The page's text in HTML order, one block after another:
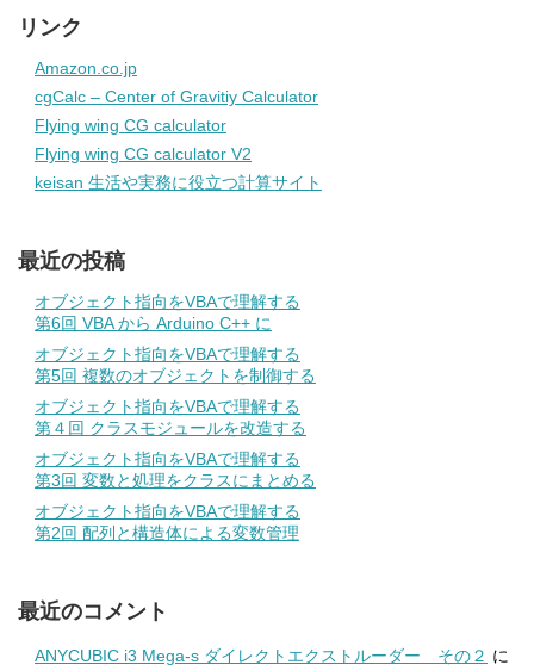
リンク
Amazon.co.jp
cgCalc – Center of Gravitiy Calculator
Flying wing CG calculator
Flying wing CG calculator V2
keisan 生活や実務に役立つ計算サイト
最近の投稿
オブジェクト指向をVBAで理解する
第6回 VBA から Arduino C++ に
オブジェクト指向をVBAで理解する
第5回 複数のオブジェクトを制御する
オブジェクト指向をVBAで理解する
第４回 クラスモジュールを改造する
オブジェクト指向をVBAで理解する
第3回 変数と処理をクラスにまとめる
オブジェクト指向をVBAで理解する
第2回 配列と構造体による変数管理
最近のコメント
ANYCUBIC i3 Mega-s ダイレクトエクストルーダー その２ に